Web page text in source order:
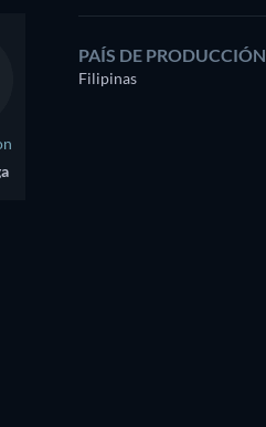
PAÍS DE PRODUCCIÓN
Filipinas